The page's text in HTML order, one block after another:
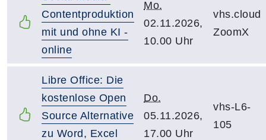
Contentproduktion
mit und ohne KI -
online
Mo.
02.11.2026,
10.00 Uhr
vhs.cloud
ZoomX
Libre Office: Die
kostenlose Open
Source Alternative
zu Word, Excel
Do.
05.11.2026,
17.00 Uhr
vhs-L6-
105